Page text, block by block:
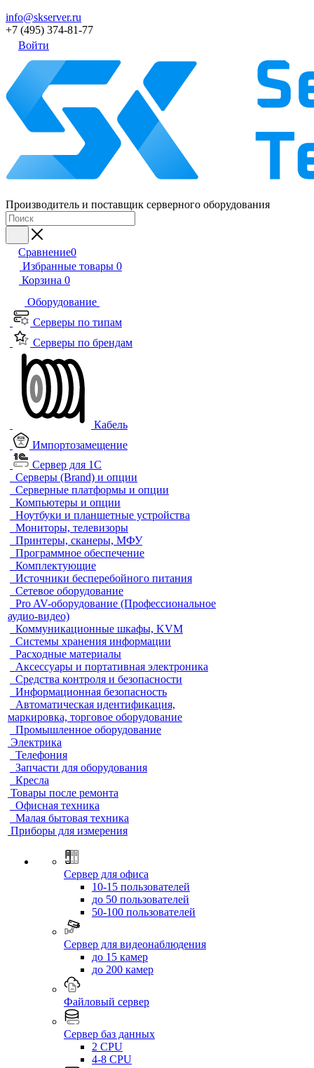
info@skserver.ru
+7 (495) 374-81-77
Войти
Производитель и поставщик серверного оборудования
Сравнение0
Избранные товары 0
Корзина 0
Оборудование
Серверы по типам
Серверы по брендам
Кабель
Импортозамещение
Сервер для 1С
Серверы (Brand) и опции
Серверные платформы и опции
Компьютеры и опции
Ноутбуки и планшетные устройства
Мониторы, телевизоры
Принтеры, сканеры, МФУ
Программное обеспечение
Комплектующие
Источники бесперебойного питания
Сетевое оборудование
Pro AV-оборудование (Профессиональное
аудио-видео)
Коммуникационные шкафы, KVM
Системы хранения информации
Расходные материалы
Аксессуары и портативная электроника
Средства контроля и безопасности
Информационная безопасность
Автоматическая идентификация,
маркировка, торговое оборудование
Промышленное оборудование
Электрика
Телефония
Запчасти для оборудования
Кресла
Товары после ремонта
Офисная техника
Малая бытовая техника
Приборы для измерения
Сервер для офиса
10-15 пользователей
до 50 пользователей
50-100 пользователей
Сервер для видеонаблюдения
до 15 камер
до 200 камер
Файловый сервер
Сервер баз данных
2 CPU
4-8 CPU